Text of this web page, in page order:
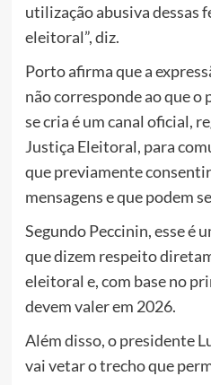
utilização abusiva dessas
eleitoral”, diz.
Porto afirma que a
não corresponde ao que o
se cria é um canal oficial,
Justiça Eleitoral, para
que previamente
mensagens e que podem
Segundo Peccinin, esse é
que dizem respeito
eleitoral e, com base no
devem valer em 2026.
Além disso, o presidente
vai vetar o trecho que